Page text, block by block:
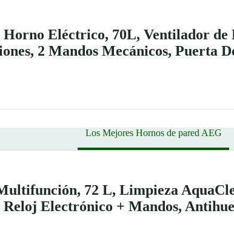
Horno Eléctrico, 70L, Ventilador
2 Mandos Mecánicos, Puerta
Los Mejores Hornos de pared AEG
72 L, Limpieza
Electrónico + Mandos,